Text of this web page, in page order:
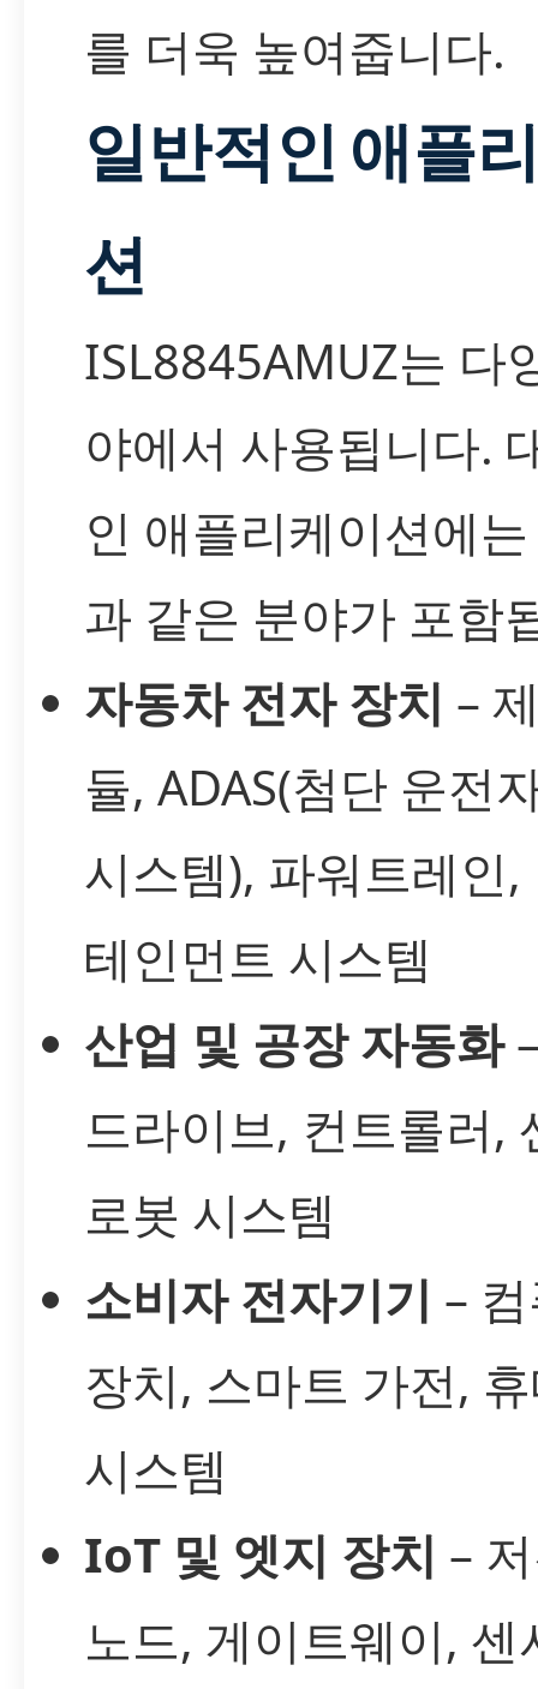
를 더욱 높여줍니다.
일반적인 애플
션
ISL8845AMUZ는 다
야에서 사용됩니다.
인 애플리케이션에
과 같은 분야가 포함
자동차 전자 장치 –
듈, ADAS(첨단 운전
시스템), 파워트레인,
테인먼트 시스템
산업 및 공장 자동화
드라이브, 컨트롤러,
로봇 시스템
소비자 전자기기 –
장치, 스마트 가전,
시스템
IoT 및 엣지 장치 –
노드, 게이트웨이, 센